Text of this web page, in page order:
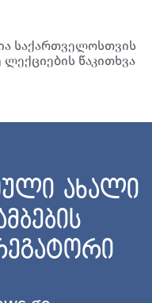
საქართველოსთვის
წაკითხვა
ახალი